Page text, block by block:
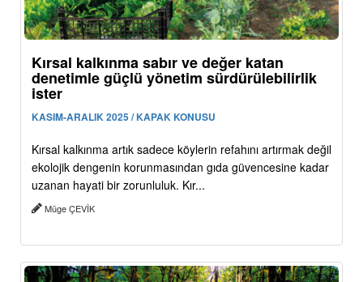
Kırsal kalkınma sabır ve değer katan
denetimle güçlü yönetim sürdürülebilirlik
ister
KASIM-ARALIK 2025 / KAPAK KONUSU
Kırsal kalkınma artık sadece köylerin refahını artırmak değil
ekolojik dengenin korunmasından gıda güvencesine kadar
uzanan hayati bir zorunluluk. Kır...
Müge ÇEVİK